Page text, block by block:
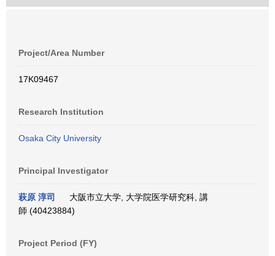
Project/Area Number
17K09467
Research Institution
Osaka City University
Principal Investigator
萩原 淳司
大阪市立大学, 大学院医学研究科, 講
師 (40423884)
Project Period (FY)